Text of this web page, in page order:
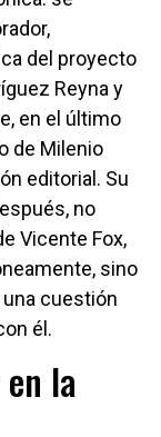
del proyecto
Reyna y
en el último
de Milenio
editorial. Su
no
Vicente Fox,
sino
cuestión
él.
la